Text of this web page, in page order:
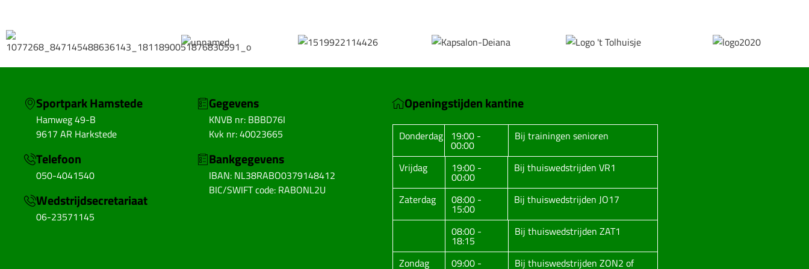
Sportpark Hamstede
Hamweg 49-B
9617 AR Harkstede
Telefoon
050-4041540
Wedstrijdsecretariaat
06-23571145
Gegevens
KNVB nr: BBBD76I
Kvk nr: 40023665
Bankgegevens
IBAN: NL38RABO0379148412
BIC/SWIFT code: RABONL2U
Openingstijden kantine
Donderdag 19:00 -
00:00
Bij trainingen senioren
Vrijdag 19:00 -
00:00
Bij thuiswedstrijden VR1
Zaterdag 08:00 -
15:00
Bij thuiswedstrijden JO17
08:00 -
18:15
Bij thuiswedstrijden ZAT1
Zondag 09:00 - Bij thuiswedstrijden ZON2 of